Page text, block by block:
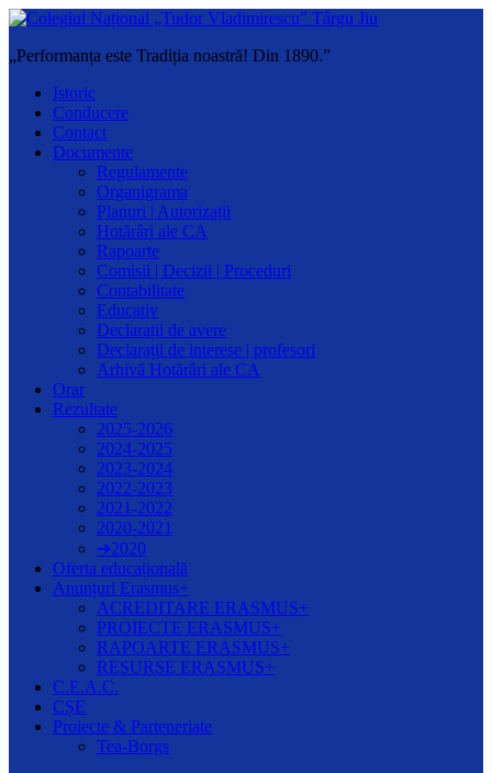
„Performanța este Tradiția noastră! Din 1890.”
Istoric
Conducere
Contact
Documente
Regulamente
Organigrama
Planuri | Autorizații
Hotărâri ale CA
Rapoarte
Comisii | Decizii | Proceduri
Contabilitate
Educativ
Declarații de avere
Declarații de interese | profesori
Arhivă Hotărâri ale CA
Orar
Rezultate
2025-2026
2024-2025
2023-2024
2022-2023
2021-2022
2020-2021
➔2020
Oferta educațională
Anunțuri Erasmus+
ACREDITARE ERASMUS+
PROIECTE ERASMUS+
RAPOARTE ERASMUS+
RESURSE ERASMUS+
C.E.A.C.
CȘE
Proiecte & Parteneriate
Tea-Borgs